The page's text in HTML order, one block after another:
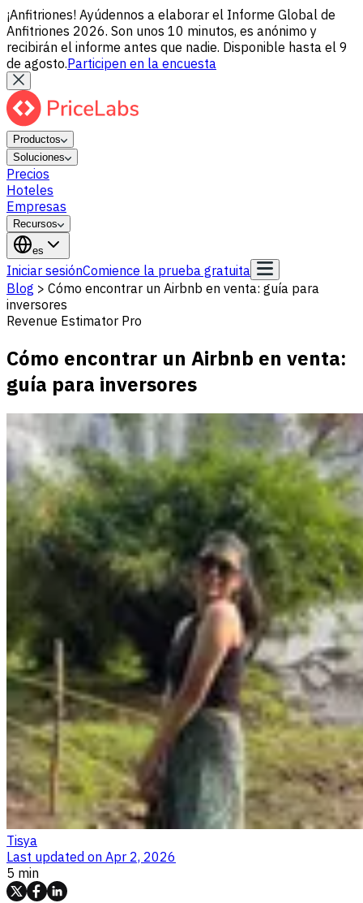
¡Anfitriones! Ayúdennos a elaborar el Informe Global de
Anfitriones 2026. Son unos 10 minutos, es anónimo y
recibirán el informe antes que nadie. Disponible hasta el 9
de agosto.Participen en la encuesta
Productos
Soluciones
Precios
Hoteles
Empresas
Recursos
es
Iniciar sesiónComience la prueba gratuita
Blog > Cómo encontrar un Airbnb en venta: guía para
inversores
Revenue Estimator Pro
Cómo encontrar un Airbnb en venta:
guía para inversores
Tisya
Last updated on Apr 2, 2026
5 min